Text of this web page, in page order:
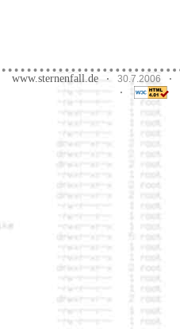
www.sternenfall.de · 30.7.2006 ·
·